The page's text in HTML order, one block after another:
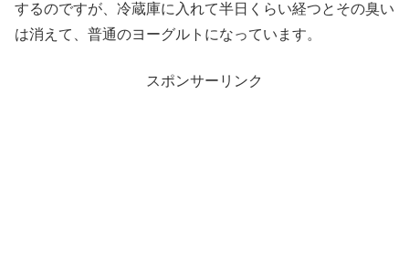
するのですが、冷蔵庫に入れて半日くらい経つとその臭い
は消えて、普通のヨーグルトになっています。
スポンサーリンク